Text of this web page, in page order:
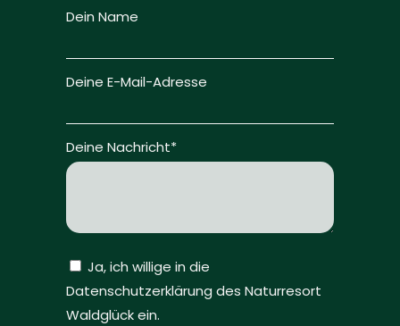
Dein Name
Deine E-Mail-Adresse
Deine Nachricht*
Ja, ich willige in die
Datenschutzerklärung des Naturresort
Waldglück ein.